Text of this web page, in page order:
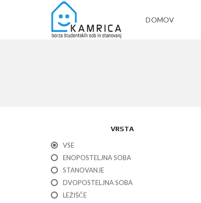
DOMOV
VRSTA
VSE
ENOPOSTELJNA SOBA
STANOVANJE
DVOPOSTELJNA SOBA
LEŽIŠČE